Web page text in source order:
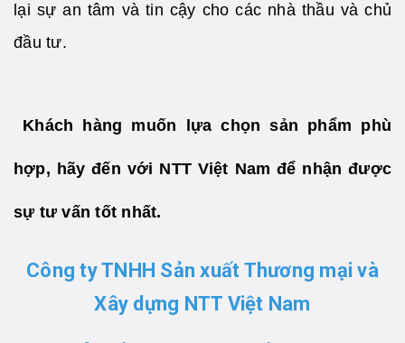
lại sự an tâm và tin cậy cho các nhà thầu và chủ
đầu tư.
Khách hàng muốn lựa chọn sản phẩm phù
hợp, hãy đến với NTT Việt Nam để nhận được
sự tư vấn tốt nhất.
Công ty TNHH Sản xuất Thương mại và
Xây dựng NTT Việt Nam